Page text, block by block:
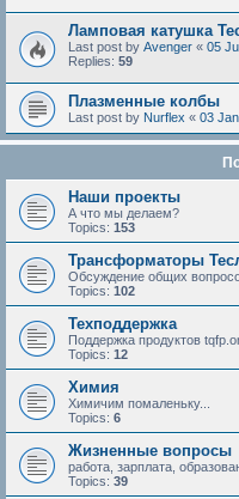
Ламповая катушка
Last post by Avenger « 05
Replies: 59
Плазменные колбы
Last post by Nurflex « 03
Наши проекты
А что мы делаем?
Topics: 153
Трансформаторы
Обсуждение общих
Topics: 102
Техподдержка
Поддержка продуктов
Topics: 12
Химия
Химичим помаленьку...
Topics: 6
Жизненные вопросы
работа, зарплата,
Topics: 39